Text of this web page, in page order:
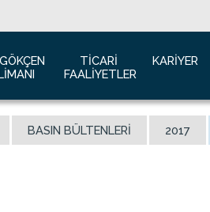
Trafik Raporu
TICARI
FAALIYETLER
Havacılık Pazarlama
Reklam Fırsatları
KARIYER
İnsan
BASIN BÜLTENLERI 2017